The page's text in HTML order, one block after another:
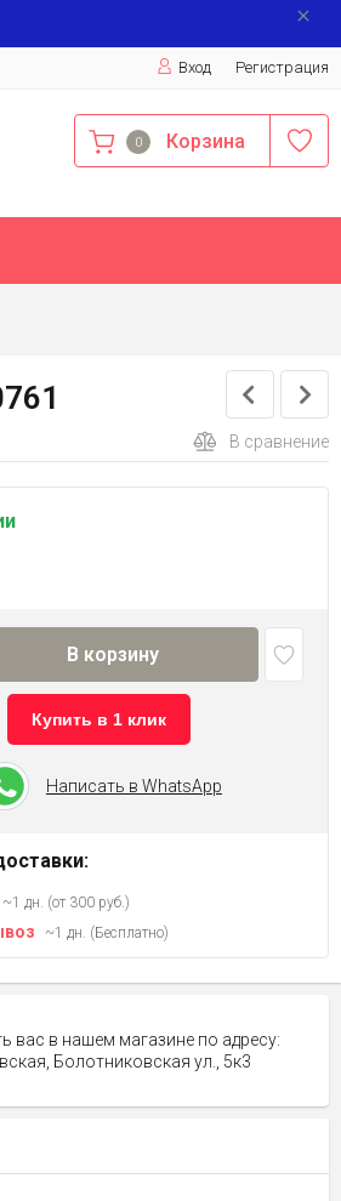
Вход Регистрация
0 Корзина
В сравнение
В корзину
Купить в 1 клик
Написать в WhatsApp
~1 дн. (от 300 руб.)
~1 дн. (Бесплатно)
вас в нашем магазине по адресу:
Болотниковская ул., 5к3